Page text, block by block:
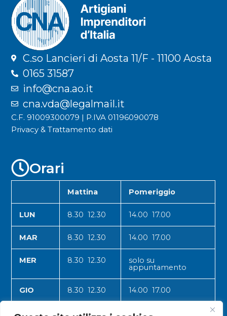
C.so Lancieri di Aosta 11/F - 11100 Aosta
0165 31587
info@cna.ao.it
cna.vda@legalmail.it
C.F. 91009300079 | P.IVA 01196090078
Privacy & Trattamento dati
Orari
Mattina Pomeriggio
LUN 8.30 12.30 14.00 17.00
MAR 8.30 12.30 14.00 17.00
MER 8.30 12.30 solo su
appuntamento
GIO 8.30 12.30 14.00 17.00
VEN 8.30 12.30 14.00 17.00